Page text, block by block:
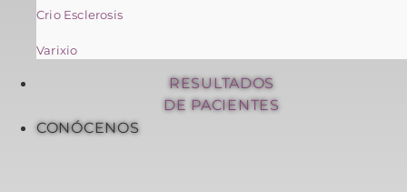
Crio Esclerosis
Varixio
RESULTADOS
DE PACIENTES
CONÓCENOS